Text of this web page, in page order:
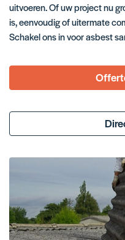
uitvoeren. Of uw project nu
is, eenvoudig of uitermate
Schakel ons in voor asbest